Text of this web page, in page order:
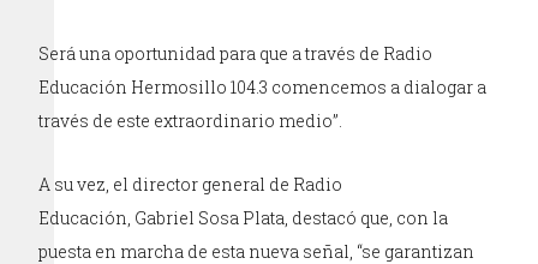
Será una oportunidad para que a través de Radio
Educación Hermosillo 104.3 comencemos a dialogar a
través de este extraordinario medio”.
A su vez, el director general de Radio
Educación, Gabriel Sosa Plata, destacó que, con la
puesta en marcha de esta nueva señal, “se garantizan